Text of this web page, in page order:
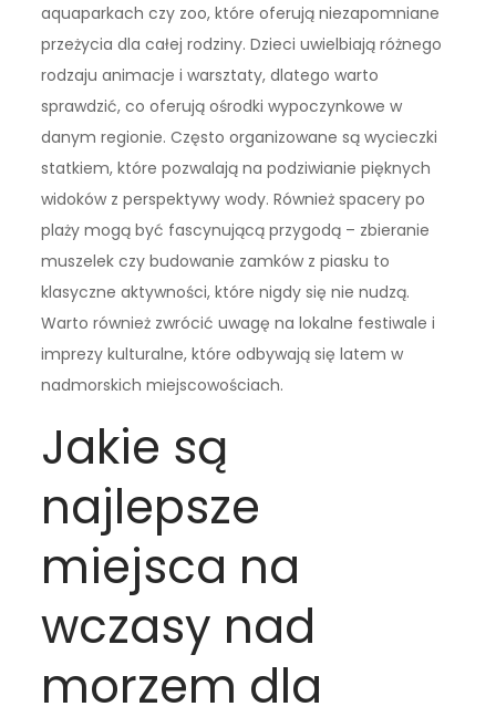
aquaparkach czy zoo, które oferują niezapomniane
przeżycia dla całej rodziny. Dzieci uwielbiają różnego
rodzaju animacje i warsztaty, dlatego warto
sprawdzić, co oferują ośrodki wypoczynkowe w
danym regionie. Często organizowane są wycieczki
statkiem, które pozwalają na podziwianie pięknych
widoków z perspektywy wody. Również spacery po
plaży mogą być fascynującą przygodą – zbieranie
muszelek czy budowanie zamków z piasku to
klasyczne aktywności, które nigdy się nie nudzą.
Warto również zwrócić uwagę na lokalne festiwale i
imprezy kulturalne, które odbywają się latem w
nadmorskich miejscowościach.
Jakie są
najlepsze
miejsca na
wczasy nad
morzem dla